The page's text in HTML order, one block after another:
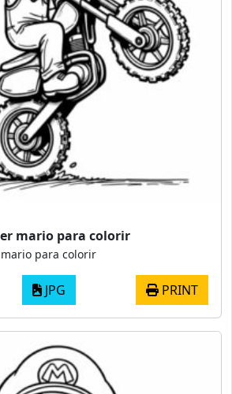
mario para colorir
para colorir
JPG PRINT